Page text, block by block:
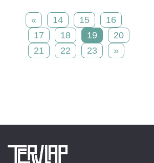
« 14 15
16
17
18 19
20
21
22 23 »